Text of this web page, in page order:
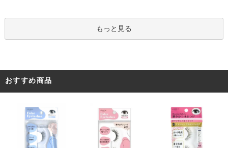
もっと見る
おすすめ商品